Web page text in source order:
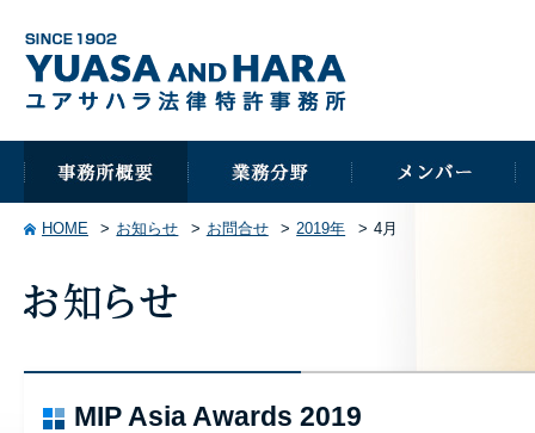
HOME お知らせ お問合せ 2019年 4月
MIP Asia Awards 2019